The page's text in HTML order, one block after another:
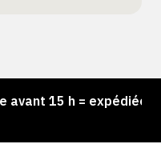
15 h = expédiée le